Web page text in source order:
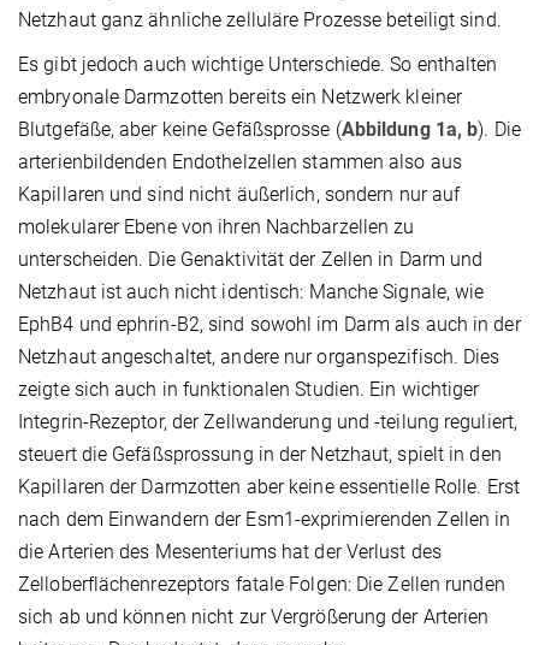
Netzhaut ganz ähnliche zelluläre Prozesse beteiligt sind.
Es gibt jedoch auch wichtige Unterschiede. So enthalten
embryonale Darmzotten bereits ein Netzwerk kleiner
Blutgefäße, aber keine Gefäßsprosse (Abbildung 1a, b). Die
arterienbildenden Endothelzellen stammen also aus
Kapillaren und sind nicht äußerlich, sondern nur auf
molekularer Ebene von ihren Nachbarzellen zu
unterscheiden. Die Genaktivität der Zellen in Darm und
Netzhaut ist auch nicht identisch: Manche Signale, wie
EphB4 und ephrin-B2, sind sowohl im Darm als auch in der
Netzhaut angeschaltet, andere nur organspezifisch. Dies
zeigte sich auch in funktionalen Studien. Ein wichtiger
Integrin-Rezeptor, der Zellwanderung und -teilung reguliert,
steuert die Gefäßsprossung in der Netzhaut, spielt in den
Kapillaren der Darmzotten aber keine essentielle Rolle. Erst
nach dem Einwandern der Esm1-exprimierenden Zellen in
die Arterien des Mesenteriums hat der Verlust des
Zelloberflächenrezeptors fatale Folgen: Die Zellen runden
sich ab und können nicht zur Vergrößerung der Arterien